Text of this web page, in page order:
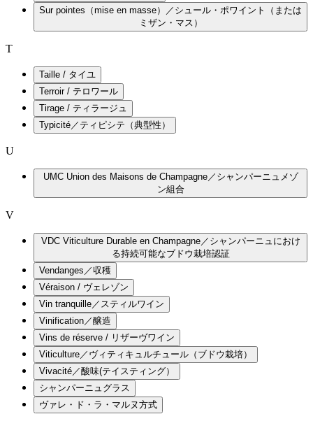
Sur pointes（mise en masse）／シュール・ポワイント（または
ミザン・マス）
T
Taille / タイユ
Terroir / テロワール
Tirage / ティラージュ
Typicité／ティピシテ（典型性）
U
UMC Union des Maisons de Champagne／シャンパーニュメゾ
ン組合
V
VDC Viticulture Durable en Champagne／シャンパーニュにおけ
る持続可能なブドウ栽培認証
Vendanges／収穫
Véraison / ヴェレゾン
Vin tranquille／スティルワイン
Vinification／醸造
Vins de réserve / リザーヴワイン
Viticulture／ヴィティキュルチュール（ブドウ栽培）
Vivacité／酸味(テイスティング）
シャンパーニュグラス
ヴァレ・ド・ラ・マルヌ方式